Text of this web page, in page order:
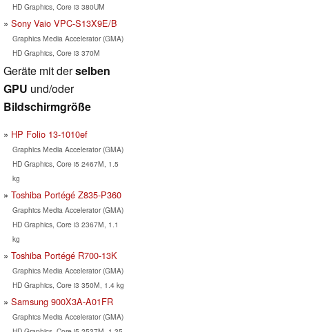
HD Graphics, Core i3 380UM
Sony Vaio VPC-S13X9E/B
Graphics Media Accelerator (GMA)
HD Graphics, Core i3 370M
Geräte mit derselben
GPU und/oder
Bildschirmgröße
HP Folio 13-1010ef
Graphics Media Accelerator (GMA)
HD Graphics, Core i5 2467M, 1.5
kg
Toshiba Portégé Z835-P360
Graphics Media Accelerator (GMA)
HD Graphics, Core i3 2367M, 1.1
kg
Toshiba Portégé R700-13K
Graphics Media Accelerator (GMA)
HD Graphics, Core i3 350M, 1.4 kg
Samsung 900X3A-A01FR
Graphics Media Accelerator (GMA)